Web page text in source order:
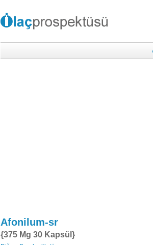
Afonilum-sr
{375 Mg 30 Kapsül}